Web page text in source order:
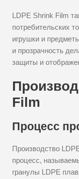
LDPE Shrink Film
потребительских
игрушки и
и прозрачность
защиты и
Film
Процесс
Производство
процесс,
гранулы LDPE